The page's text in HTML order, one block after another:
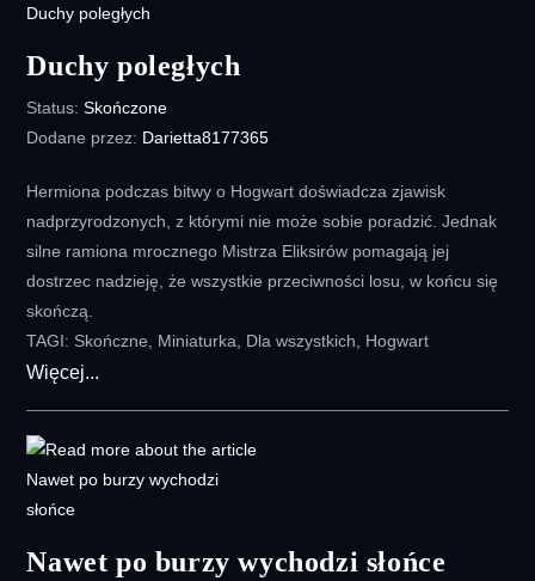
Duchy poległych
Status:Skończone
Dodane przez: Darietta8177365
Hermiona podczas bitwy o Hogwart doświadcza zjawisk
nadprzyrodzonych, z którymi nie może sobie poradzić. Jednak
silne ramiona mrocznego Mistrza Eliksirów pomagają jej
dostrzec nadzieję, że wszystkie przeciwności losu, w końcu się
skończą.
TAGI: Skończne, Miniaturka, Dla wszystkich, Hogwart
Więcej...
Nawet po burzy wychodzi słońce